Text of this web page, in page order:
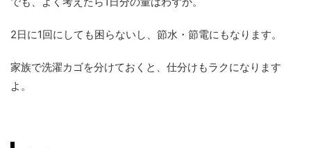
2日に1回にしても困らないし、節水・節電にもなります。
家族で洗濯カゴを分けておくと、仕分けもラクになります
よ。